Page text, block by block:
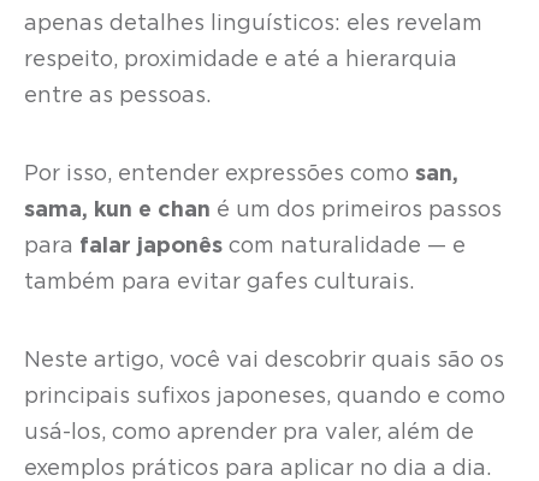
apenas detalhes linguísticos: eles revelam
respeito, proximidade e até a hierarquia
entre as pessoas.
Por isso, entender expressões como san,
sama, kun e chan é um dos primeiros passos
para falar japonês com naturalidade — e
também para evitar gafes culturais.
Neste artigo, você vai descobrir quais são os
principais sufixos japoneses, quando e como
usá-los, como aprender pra valer, além de
exemplos práticos para aplicar no dia a dia.